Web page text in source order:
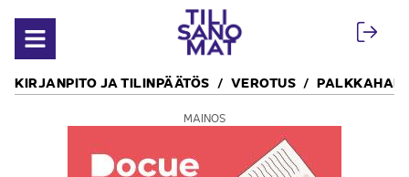
Avaa valikko
KIRJANPITO JA TILINPÄÄTÖS VEROTUS
MAINOS